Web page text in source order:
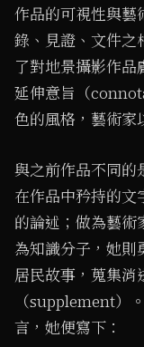
作品的可視性與藝
錄、見證、文件之
了對地景攝影作
延伸意旨（
色的風格，藝術家
與之前作品不同的
在作品中矜持的文
的論述；做為藝術
為知識分子，她則
居民故事，蒐集消
（supplement）
言，她便寫下：